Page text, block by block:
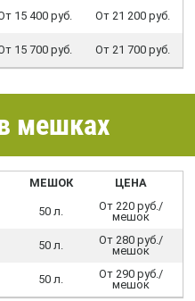
15 400 руб. От 21 200 руб.
15 700 руб. От 21 700 руб.
мешках
МЕШОК ЦЕНА
50 л.
От 220 руб./
мешок
50 л.
От 280 руб./
мешок
50 л.
От 290 руб./
мешок